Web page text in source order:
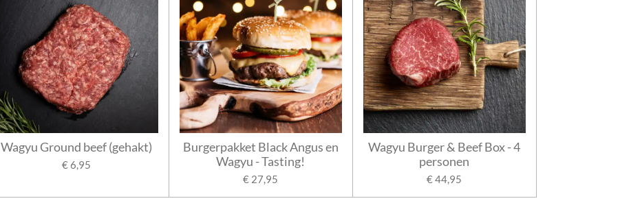
Wagyu Ground beef (gehakt)
€ 6,95
Burgerpakket Black Angus en
Wagyu - Tasting!
€ 27,95
Wagyu Burger & Beef Box - 4
personen
€ 44,95